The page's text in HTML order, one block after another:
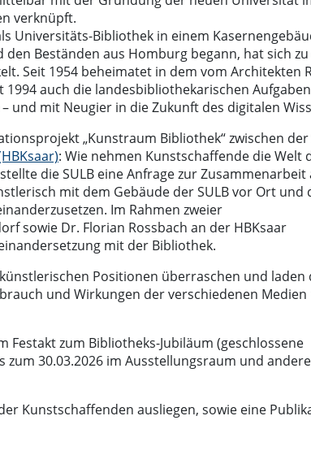
verknüpft.
Universitäts-Bibliothek in einem
Beständen aus Homburg begann, hat sich
Seit 1954 beheimatet in dem vom Architekten
auch die landesbibliothekarischen
und mit Neugier in die Zukunft des digitalen
„Kunstraum Bibliothek“ zwischen der
: Wie nehmen Kunstschaffende die Welt
die SULB eine Anfrage zur Zusammenarbeit
mit dem Gebäude der SULB vor Ort und
Im Rahmen zweier
sowie Dr. Florian Rossbach an der HBKsaar
mit der Bibliothek.
Positionen überraschen und laden
und Wirkungen der verschiedenen Medien
Festakt zum Bibliotheks-Jubiläum (geschlossene
30.03.2026 im Ausstellungsraum und
Kunstschaffenden ausliegen, sowie eine